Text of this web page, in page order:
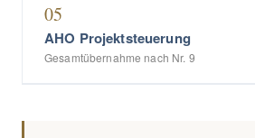
05
AHO Projektsteuerung
Gesamtübernahme nach Nr. 9